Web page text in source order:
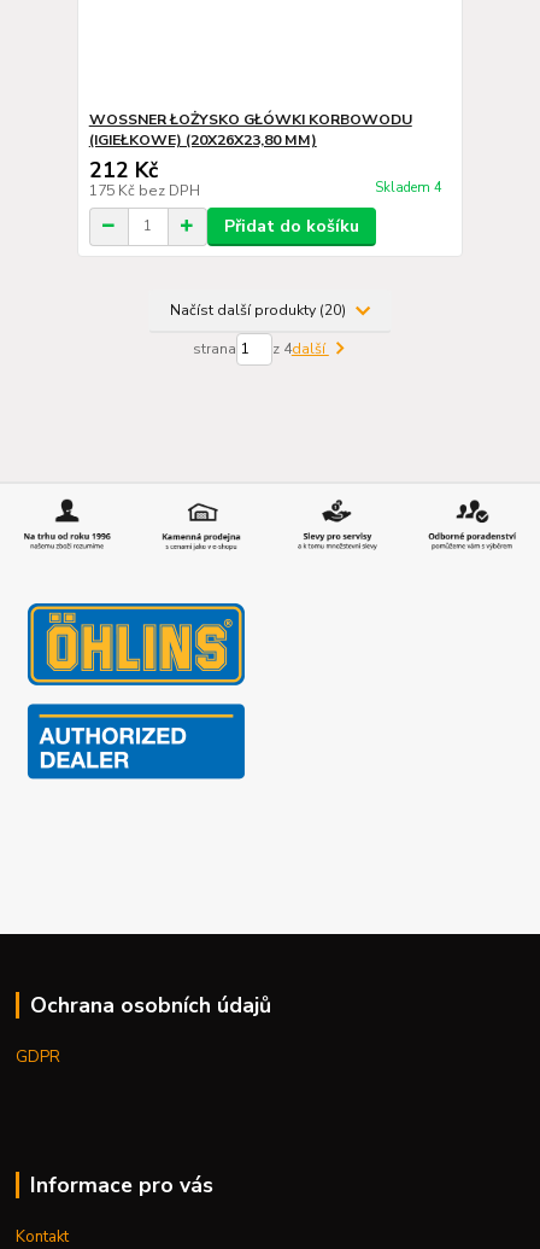
WOSSNER ŁOŻYSKO GŁÓWKI KORBOWODU
(IGIEŁKOWE) (20X26X23,80 MM)
212 Kč
175 Kč bez DPH Skladem 4
Přidat do košíku
Načíst další produkty (20)
strana z 4další
Ochrana osobních údajů
GDPR
Informace pro vás
Kontakt